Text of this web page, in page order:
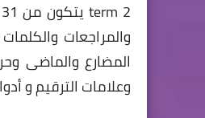
والمراجعات
المضارع والماضى
وعلامات الترقيم و